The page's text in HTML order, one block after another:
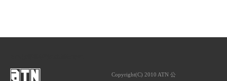
Copyright(C) 2010 ATN 公